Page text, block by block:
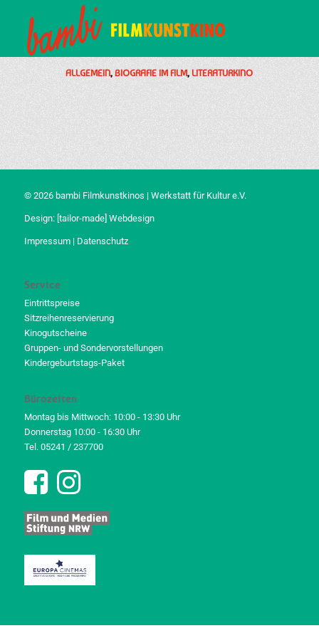
ALLGEMEIN,BIOGRAFIE IM FILM,LITERATURKINO
© 2026 bambi Filmkunstkinos | Werkstatt für Kultur e.V.
Design: [tailor-made] Webdesign
Impressum| Datenschutz
Service
Eintrittspreise
Sitzreihenreservierung
Kinogutscheine
Gruppen- und Sondervorstellungen
Kindergeburtstags-Paket
Bürozeiten
Montag bis Mittwoch: 10:00 - 13:30 Uhr
Donnerstag 10:00 - 16:30 Uhr
Tel. 05241 / 237700